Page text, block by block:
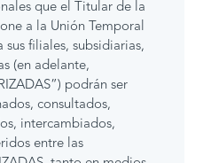
que el Titular de la
a la Unión Temporal
sus filiales, subsidiarias,
(en adelante,
podrán ser
consultados,
intercambiados,
entre las